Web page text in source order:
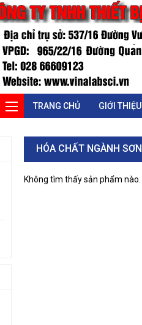
TRANG CHỦ GIỚI THIỆU
HÓA CHẤT NGÀNH SƠN
Không tìm thấy sản phẩm nào.